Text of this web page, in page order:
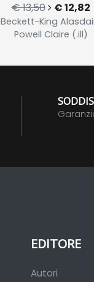
€ 13,50 € 12,82
Beckett-King
Powell Claire (.ill)
EDITORE
Autori